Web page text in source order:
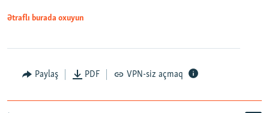
Ətraflı burada oxuyun
Paylaş PDF VPN-siz açmaq